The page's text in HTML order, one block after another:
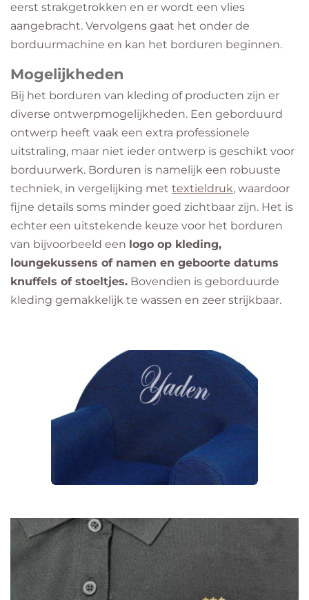
eerst strakgetrokken en er wordt een vlies
aangebracht. Vervolgens gaat het onder de
borduurmachine en kan het borduren beginnen.
Mogelijkheden
Bij het borduren van kleding of producten zijn er
diverse ontwerpmogelijkheden. Een geborduurd
ontwerp heeft vaak een extra professionele
uitstraling, maar niet ieder ontwerp is geschikt voor
borduurwerk. Borduren is namelijk een robuuste
techniek, in vergelijking met textieldruk, waardoor
fijne details soms minder goed zichtbaar zijn. Het is
echter een uitstekende keuze voor het borduren
van bijvoorbeeld een logo op kleding,
loungekussens of namen en geboorte datums
knuffels of stoeltjes. Bovendien is geborduurde
kleding gemakkelijk te wassen en zeer strijkbaar.